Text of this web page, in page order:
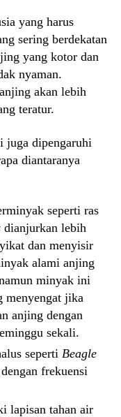
yang harus
sering berdekatan
yang kotor dan
nyaman.
akan lebih
teratur.
juga dipengaruhi
diantaranya
seperti ras
dianjurkan lebih
dan menyisir
alami anjing
minyak ini
menyengat jika
anjing dengan
sekali.
seperti Beagle
frekuensi
lapisan tahan air